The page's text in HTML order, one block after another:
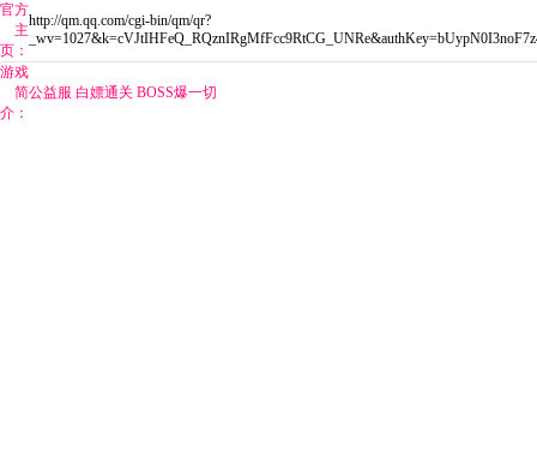
官方
主
页：
http://qm.qq.com/cgi-bin/qm/qr?
游戏
简
介：
公益服 白嫖通关 BOSS爆一切